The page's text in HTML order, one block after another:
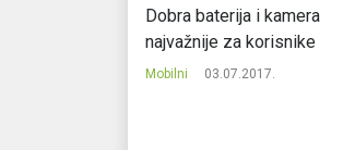
Dobra baterija i kamera
najvažnije za korisnike
Mobilni 03.07.2017.